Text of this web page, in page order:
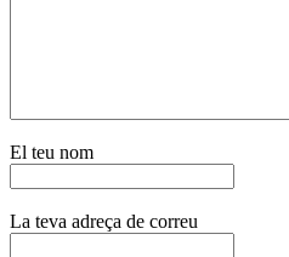
El teu nom
La teva adreça de correu